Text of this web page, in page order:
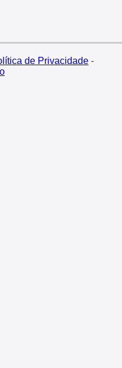
de Privacidade-